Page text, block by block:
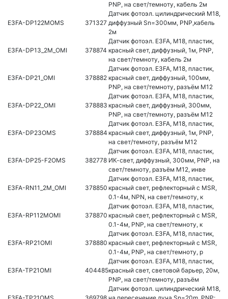
PNP, на свет/темноту, кабель 2м
E3FA-DP122MOMS 371327
Датчик фотоэл. цилиндрический M18,
диффузный Sn=300мм, PNP,кабель
2м
E3FA-DP13_2M_OMI 378874
Датчик фотоэл. E3FA, M18, пластик,
красный свет, диффузный, 1м, PNP,
на свет/темноту, кабель 2м
E3FA-DP21_OMI 378882
Датчик фотоэл. E3FA, M18, пластик,
красный свет, диффузный, 100мм,
PNP, на свет/темноту, разъём M12
E3FA-DP22_OMI 378883
Датчик фотоэл. E3FA, M18, пластик,
красный свет, диффузный, 300мм,
PNP, на свет/темноту, разъём M12
E3FA-DP23OMS 378884
Датчик фотоэл. E3FA, M18, пластик,
красный свет, диффузный, 1м, PNP,
на свет/темноту, разъём M12
E3FA-DP25-F2OMS 382778
Датчик фотоэл. E3FA, M18, пластик,
ИК-свет, диффузный, 300мм, PNP, на
свет/темноту, разъём M12, инве
E3FA-RN11_2M_OMI 378850
Датчик фотоэл. E3FA, M18, пластик,
красный свет, рефлекторный с MSR,
0.1-4м, NPN, на свет/темноту, к
E3FA-RP112MOMI 378870
Датчик фотоэл. E3FA, M18, пластик,
красный свет, рефлекторный с MSR,
0.1-4м, PNP, на свет/темноту, к
E3FA-RP21OMI 378880
Датчик фотоэл. E3FA, M18, пластик,
красный свет, рефлекторный с MSR,
0.1-4м, PNP, на свет/темноту, р
E3FA-TP21OMI 404485
Датчик фотоэл. E3FA, M18, пластик,
красный свет, световой барьер, 20м,
PNP, на свет/темноту, разъём
Датчик фотоэл. цилиндрический M18,